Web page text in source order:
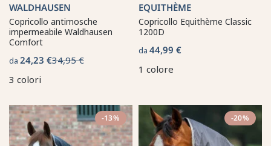
WALDHAUSEN
Copricollo antimosche
impermeabile Waldhausen
Comfort
da 24,23 €34,95 €
3 colori
EQUITHÈME
Copricollo Equithème Classic
1200D
da 44,99 €
1 colore
-13% -20%